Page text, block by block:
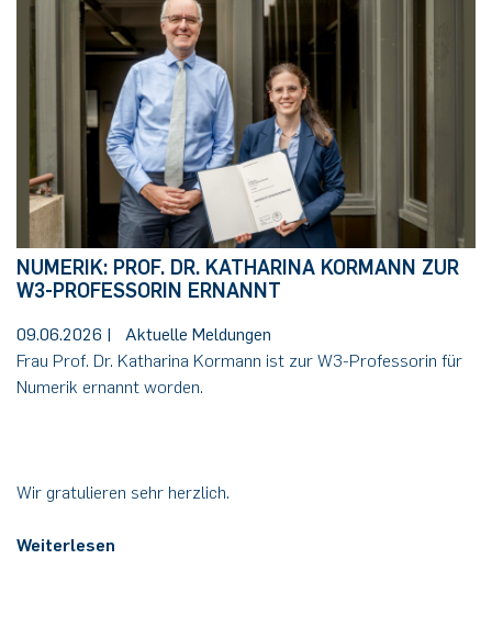
NUMERIK: PROF. DR. KATHARINA KORMANN ZUR
W3-PROFESSORIN ERNANNT
09.06.2026 |
Aktuelle Meldungen
Frau Prof. Dr. Katharina Kormann ist zur W3-Professorin für
Numerik ernannt worden.
Wir gratulieren sehr herzlich.
Weiterlesen